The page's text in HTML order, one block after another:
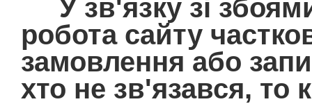
У зв'язку зі
робота сайту
замовлення або
хто не зв'язався, то